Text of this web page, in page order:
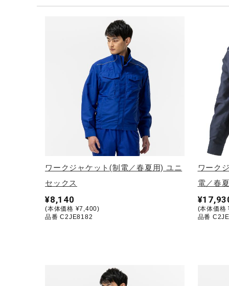
ウィンタースポーツ
インナー
寝具／ミズノスリープ
ワークジャケット(制電／春夏用) ユニ
セックス
¥8,140
(本体価格 ¥7,400)
品番 C2JE8182
ワーク
電／春
(本体価格
品番